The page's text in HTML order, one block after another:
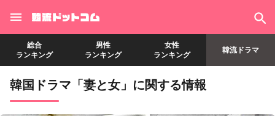
総合
ランキング
男性
ランキング
女性
ランキング
韓流ドラマ
韓国ドラマ「妻と女」に関する情報